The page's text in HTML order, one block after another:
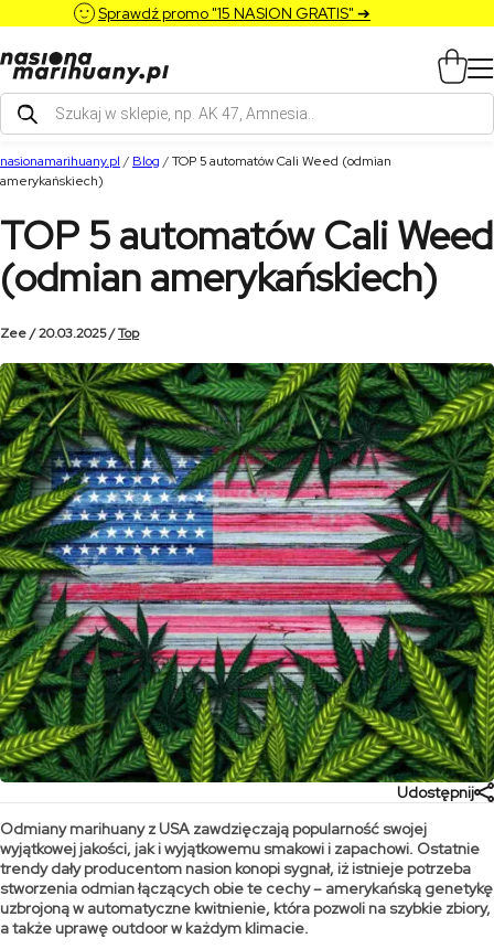
Sprawdź promo "15 NASION GRATIS" ➔
Wyszukiwarka
produktów
nasionamarihuany.pl / Blog /TOP 5 automatów Cali Weed (odmian
amerykańskiech)
TOP 5 automatów Cali Weed
(odmian amerykańskiech)
Zee / 20.03.2025 /Top
Udostępnij
Odmiany marihuany z USA zawdzięczają popularność swojej
wyjątkowej jakości, jak i wyjątkowemu smakowi i zapachowi. Ostatnie
trendy dały producentom nasion konopi sygnał, iż istnieje potrzeba
stworzenia odmian łączących obie te cechy – amerykańską genetykę
uzbrojoną w automatyczne kwitnienie, która pozwoli na szybkie zbiory,
a także uprawę outdoor w każdym klimacie.